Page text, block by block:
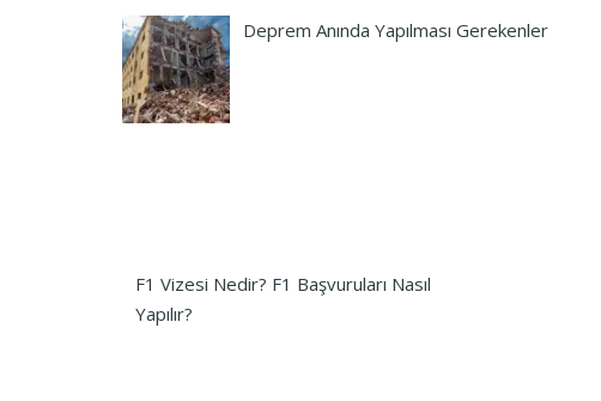
Deprem Anında Yapılması Gerekenler
F1 Vizesi Nedir? F1 Başvuruları Nasıl
Yapılır?